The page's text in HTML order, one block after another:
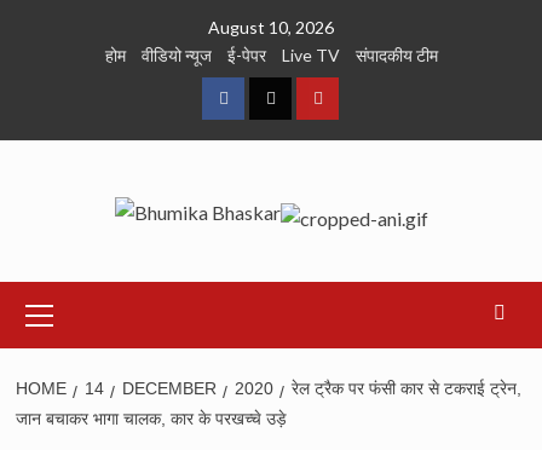
August 10, 2026
होम
वीडियो न्यूज ई-पेपर Live TV संपादकीय टीम
FacebookTwitterYoutube
Menu
HOME 14 DECEMBER 2020
रेल ट्रैक पर फंसी कार से टकराई ट्रेन,
जान बचाकर भागा चालक, कार के परखच्चे उड़े